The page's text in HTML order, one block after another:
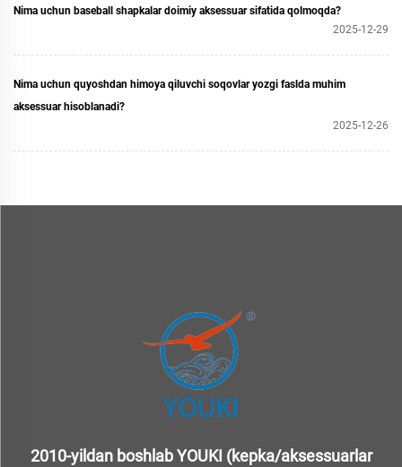
Nima uchun baseball shapkalar doimiy aksessuar sifatida qolmoqda?
2025-12-29
Nima uchun quyoshdan himoya qiluvchi soqovlar yozgi faslda muhim
aksessuar hisoblanadi?
2025-12-26
2010-yildan boshlab YOUKI (kepka/aksessuarlar